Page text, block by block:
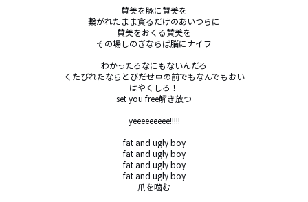
賛美を豚に賛美を
繋がれたまま貪るだけのあいつらに
賛美をおくる賛美を
その場しのぎならば脳にナイフ
わかったろなにもないんだろ
くたびれたならとびだせ車の前でもなんでもおい
はやくしろ！
set you free解き放つ
yeeeeeeeee!!!!!
fat and ugly boy
fat and ugly boy
fat and ugly boy
fat and ugly boy
爪を噛む